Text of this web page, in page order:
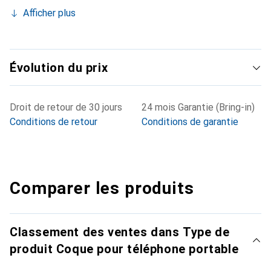
Afficher plus
Évolution du prix
Droit de retour de 30 jours
Conditions de retour
24 mois Garantie (Bring-in)
Conditions de garantie
Comparer les produits
Classement des ventes dans Type de
produit Coque pour téléphone portable